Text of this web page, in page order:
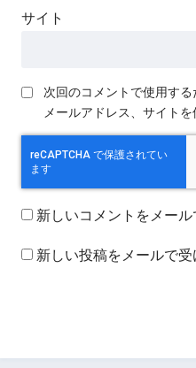
サイト
次回のコメントで使用する
メールアドレス、サイトを
新しいコメントをメール
新しい投稿をメールで受